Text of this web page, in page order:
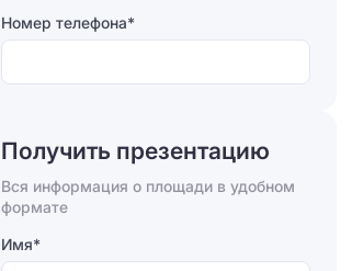
Номер телефона*
Отправляя форму, вы соглашаетесь на
Получить презентацию
Вся информация о площади в удобном
формате
Имя*